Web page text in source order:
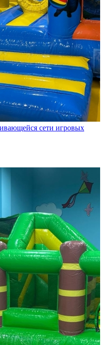
сети игровых